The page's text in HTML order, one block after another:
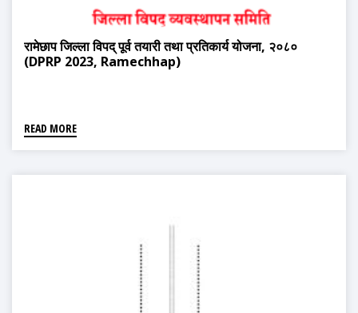
रामेछाप जिल्ला विपद् पूर्व तयारी तथा प्रतिकार्य योजना, २०८०
(DPRP 2023, Ramechhap)
READ MORE